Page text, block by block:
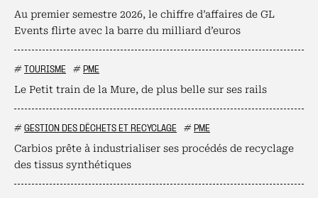
Au premier semestre 2026, le chiffre d’affaires de GL
Events flirte avec la barre du milliard d’euros
# TOURISME # PME
Le Petit train de la Mure, de plus belle sur ses rails
# GESTION DES DÉCHETS ET RECYCLAGE # PME
Carbios prête à industrialiser ses procédés de recyclage
des tissus synthétiques